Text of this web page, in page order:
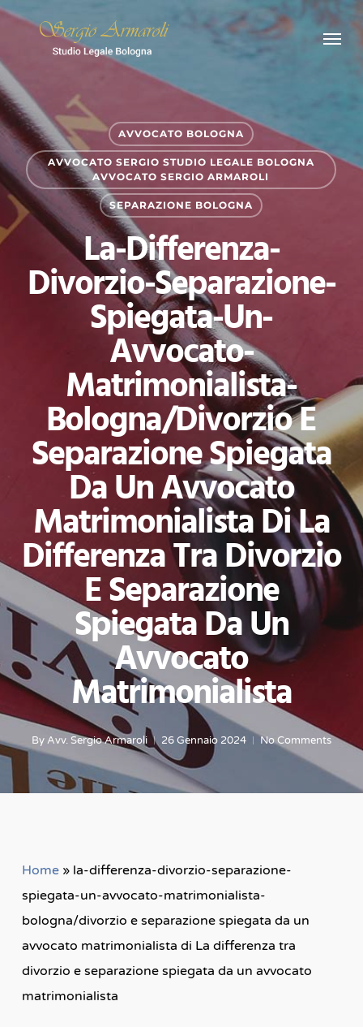
Skip
main
content
Menu
AVVOCATO BOLOGNA
AVVOCATO SERGIO STUDIO LEGALE BOLOGNA
AVVOCATO SERGIO ARMAROLI
SEPARAZIONE BOLOGNA
La-Differenza-
Divorzio-Separazione-
Spiegata-Un-
Avvocato-
Matrimonialista-
Bologna/divorzio E
Separazione Spiegata
Da Un Avvocato
Matrimonialista Di La
Differenza Tra Divorzio
E Separazione
Spiegata Da Un
Avvocato
Matrimonialista
ByAvv. Sergio Armaroli 26 Gennaio 2024 No Comments
Home» la-differenza-divorzio-separazione-
spiegata-un-avvocato-matrimonialista-
bologna/divorzio e separazione spiegata da un
avvocato matrimonialista di La differenza tra
divorzio e separazione spiegata da un avvocato
matrimonialista